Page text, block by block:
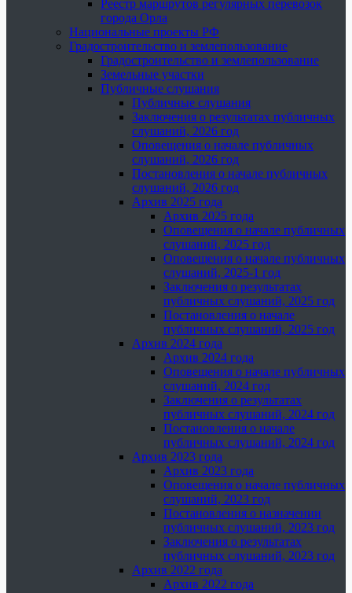
Реестр маршрутов регулярных перевозок
города Орла
Национальные проекты РФ
Градостроительство и землепользование
Градостроительство и землепользование
Земельные участки
Публичные слушания
Публичные слушания
Заключения о результатах публичных
слушаний, 2026 год
Оповещения о начале публичных
слушаний, 2026 год
Постановления о начале публичных
слушаний, 2026 год
Архив 2025 года
Архив 2025 года
Оповещения о начале публичных
слушаний, 2025 год
Оповещения о начале публичных
слушаний, 2025-1 год
Заключения о результатах
публичных слушаний, 2025 год
Постановления о начале
публичных слушаний, 2025 год
Архив 2024 года
Архив 2024 года
Оповещения о начале публичных
слушаний, 2024 год
Заключения о результатах
публичных слушаний, 2024 год
Постановления о начале
публичных слушаний, 2024 год
Архив 2023 года
Архив 2023 года
Оповещения о начале публичных
слушаний, 2023 год
Постановления о назначении
публичных слушаний, 2023 год
Заключения о результатах
публичных слушаний, 2023 год
Архив 2022 года
Архив 2022 года